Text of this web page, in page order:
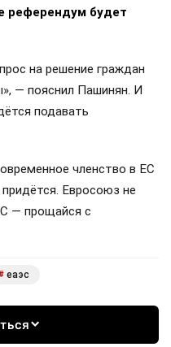
референдум будет
на решение граждан
— пояснил Пашинян. И
подавать
членство в ЕС
Евросоюз не
— прощайся с
еаэс